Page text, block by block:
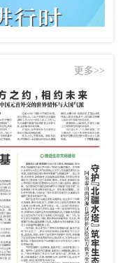
更多>>